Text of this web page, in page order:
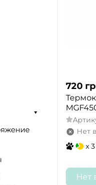
720
Нет
x
Нет